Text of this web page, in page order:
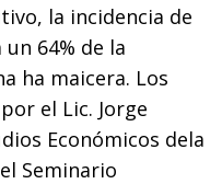
la incidencia de
64% de la
ha maicera. Los
el Lic. Jorge
Económicos dela
Seminario